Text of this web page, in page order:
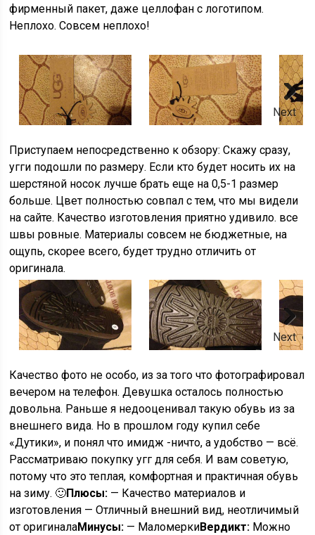
фирменный пакет, даже целлофан с логотипом.
Неплохо. Совсем неплохо!
Next
Приступаем непосредственно к обзору: Скажу сразу,
угги подошли по размеру. Если кто будет носить их на
шерстяной носок лучше брать еще на 0,5-1 размер
больше. Цвет полностью совпал с тем, что мы видели
на сайте. Качество изготовления приятно удивило. все
швы ровные. Материалы совсем не бюджетные, на
ощупь, скорее всего, будет трудно отличить от
оригинала.
Next
Качество фото не особо, из за того что фотографировал
вечером на телефон. Девушка осталось полностью
довольна. Раньше я недооценивал такую обувь из за
внешнего вида. Но в прошлом году купил себе
«Дутики», и понял что имидж -ничто, а удобство — всё.
Рассматриваю покупку угг для себя. И вам советую,
потому что это теплая, комфортная и практичная обувь
на зиму. 🙂Плюсы: — Качество материалов и
изготовления — Отличный внешний вид, неотличимый
от оригиналаМинусы: — МаломеркиВердикт: Можно